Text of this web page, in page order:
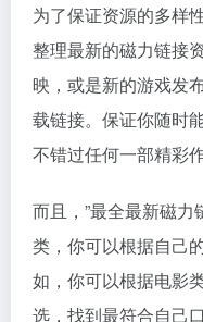
为了保证资源的多样
整理最新的磁力链接
映，或是新的游戏发
载链接。保证你随时
不错过任何一部精彩作
而且，”最全最新磁力
类，你可以根据自己
如，你可以根据电影
选，找到最符合自己